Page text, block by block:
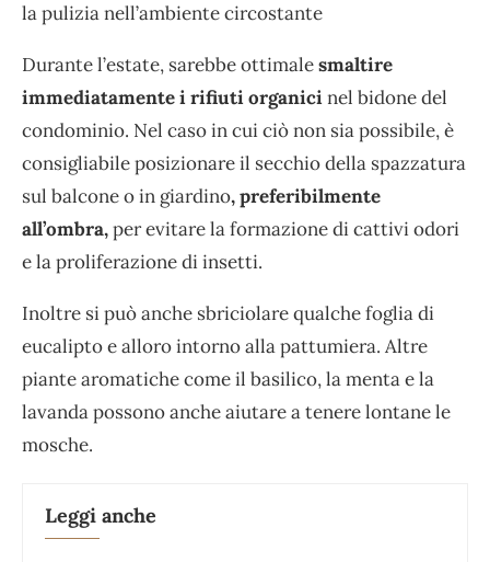
la pulizia nell’ambiente circostante
Durante l’estate, sarebbe ottimalesmaltire
immediatamente i rifiuti organicinel bidone del
condominio. Nel caso in cui ciò non sia possibile, è
consigliabile posizionare il secchio della spazzatura
sul balcone o in giardino, preferibilmente
all’ombra,per evitare la formazione di cattivi odori
e la proliferazione di insetti.
Inoltre si può anche sbriciolare qualche foglia di
eucalipto e alloro intorno alla pattumiera. Altre
piante aromatiche come il basilico, la menta e la
lavanda possono anche aiutare a tenere lontane le
mosche.
Leggi anche